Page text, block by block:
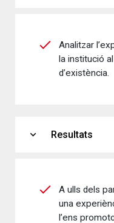
Analitzar
la institució
d’existència.
expand_more Resultats
A ulls dels
una
l’ens